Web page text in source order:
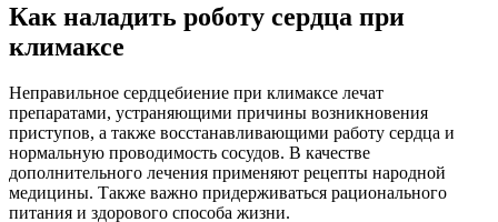
Как наладить роботу сердца при
климаксе
Неправильное сердцебиение при климаксе лечат
препаратами, устраняющими причины возникновения
приступов, а также восстанавливающими работу сердца и
нормальную проводимость сосудов. В качестве
дополнительного лечения применяют рецепты народной
медицины. Также важно придерживаться рационального
питания и здорового способа жизни.